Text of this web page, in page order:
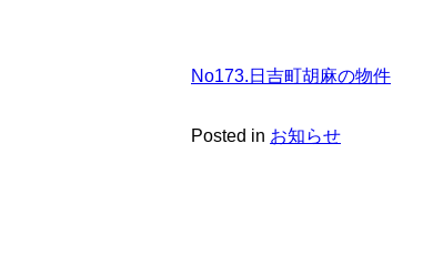
No173.日吉町胡麻の物件
Posted in お知らせ